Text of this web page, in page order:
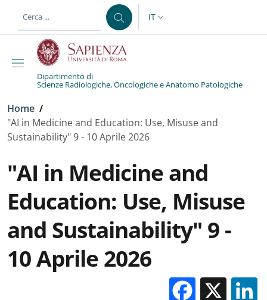
al contenuto principale
SELETTORE LINGUA:
IT
Dipartimento di
Scienze Radiologiche, Oncologiche e Anatomo Patologiche
Briciole di pane
Home /
"AI in Medicine and Education: Use, Misuse and
Sustainability" 9 - 10 Aprile 2026
"AI in Medicine and
Education: Use, Misuse
and Sustainability" 9 -
10 Aprile 2026
X